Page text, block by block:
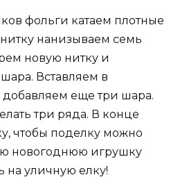
фольги катаем плотные
нанизываем семь
новую нитку и
Вставляем в
еще три шара.
три ряда. В конце
чтобы поделку можно
новогоднюю игрушку
на уличную елку!